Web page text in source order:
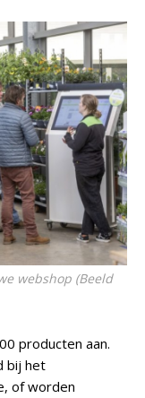
webshop (Beeld
producten aan.
bij het
of worden